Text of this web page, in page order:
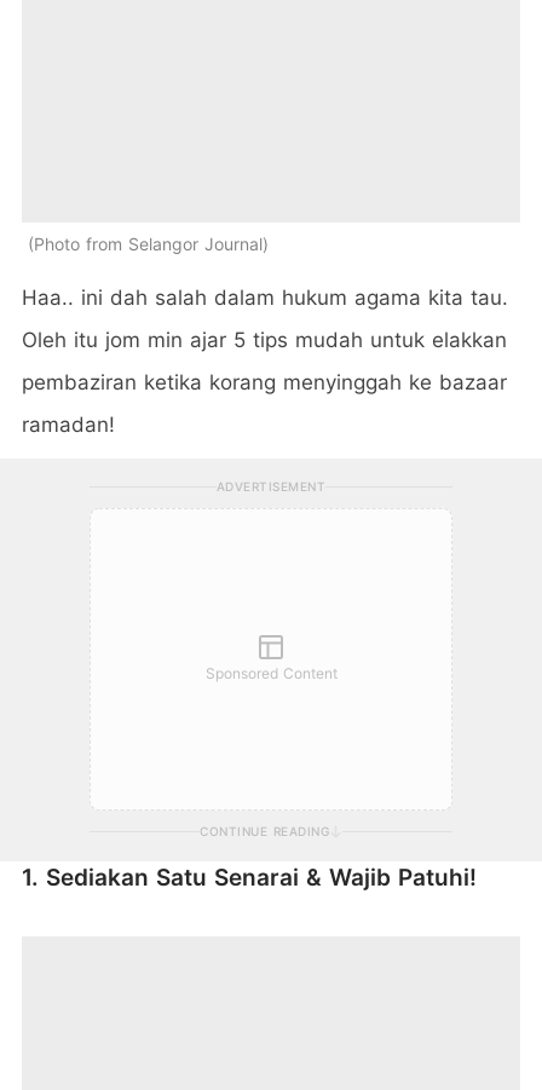
Photo from Selangor Journal
Haa.. ini dah salah dalam hukum agama kita tau.
Oleh itu jom min ajar 5 tips mudah untuk elakkan
pembaziran ketika korang menyinggah ke bazaar
ramadan!
ADVERTISEMENT
Sponsored Content
CONTINUE READING
1. Sediakan Satu Senarai & Wajib Patuhi!